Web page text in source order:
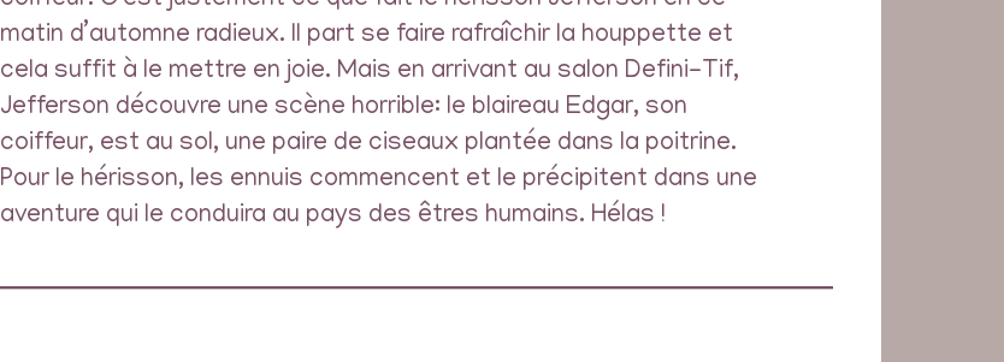
matin d’automne radieux. Il part se faire rafraîchir la houppette et
cela suffit à le mettre en joie. Mais en arrivant au salon Defini-Tif,
Jefferson découvre une scène horrible: le blaireau Edgar, son
coiffeur, est au sol, une paire de ciseaux plantée dans la poitrine.
Pour le hérisson, les ennuis commencent et le précipitent dans une
aventure qui le conduira au pays des êtres humains. Hélas !